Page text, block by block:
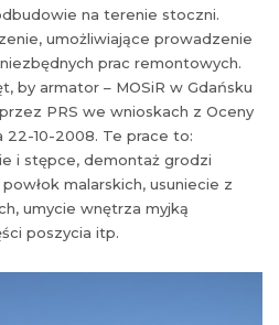
na terenie stoczni.
umożliwiające prowadzenie
prac remontowych.
by armator – MOSiR w Gdańsku
PRS we wnioskach z Oceny
22-10-2008. Te prace to:
i stępce, demontaż grodzi
malarskich, usuniecie z
umycie wnętrza myjką
poszycia itp.